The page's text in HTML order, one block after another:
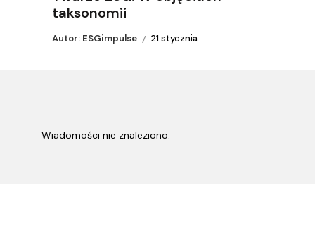
taksonomii
Autor: ESGimpulse 21 stycznia
Wiadomości nie znaleziono.